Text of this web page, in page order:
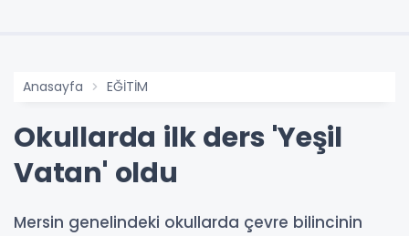
Anasayfa EĞİTİM
Okullarda ilk ders 'Yeşil
Vatan' oldu
Mersin genelindeki okullarda çevre bilincinin